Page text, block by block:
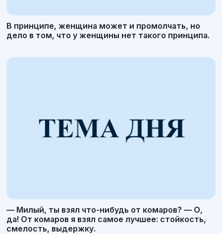
В принципе, женщина может и промолчать, но
дело в том, что у женщины нет такого принципа.
— Милый, ты взял что-нибудь от комаров? — О,
да! От комаров я взял самое лучшее: стойкость,
смелость, выдержку.